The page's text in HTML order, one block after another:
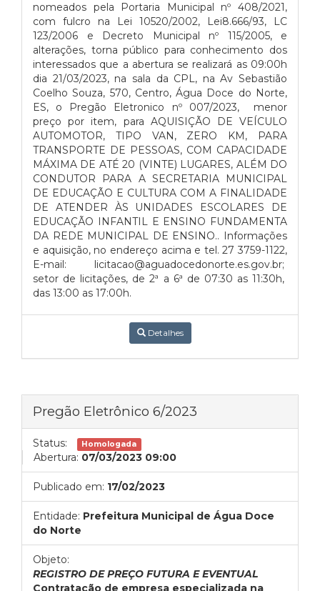
nomeados pela Portaria Municipal nº 408/2021,
com fulcro na Lei 10520/2002, Lei8.666/93, LC
123/2006 e Decreto Municipal nº 115/2005, e
alterações, torna público para conhecimento dos
interessados que a abertura se realizará as 09:00h
dia 21/03/2023, na sala da CPL, na Av Sebastião
Coelho Souza, 570, Centro, Água Doce do Norte,
ES, o Pregão Eletronico nº 007/2023,
menor
preço por item, para AQUISIÇÃO DE VEÍCULO
AUTOMOTOR, TIPO VAN, ZERO KM, PARA
TRANSPORTE DE PESSOAS, COM CAPACIDADE
MÁXIMA DE ATÉ 20 (VINTE) LUGARES, ALÉM DO
CONDUTOR PARA A SECRETARIA MUNICIPAL
DE EDUCAÇÃO E CULTURA COM A FINALIDADE
DE ATENDER ÀS UNIDADES ESCOLARES DE
EDUCAÇÃO INFANTIL E ENSINO FUNDAMENTA
DA REDE MUNICIPAL DE ENSINO.. Informações
e aquisição, no endereço acima e tel. 27 3759-1122,
E-mail: licitacao@aguadocedonorte.es.gov.br;
setor de licitações, de 2ª a 6ª de 07:30 as 11:30h,
das 13:00 as 17:00h.
Detalhes
Pregão Eletrônico 6/2023
Status: Homologada
Abertura: 07/03/2023 09:00
Publicado em: 17/02/2023
Entidade: Prefeitura Municipal de Água Doce
do Norte
Objeto:
REGISTRO DE PREÇO FUTURA E EVENTUAL
Contratação de empresa especializada na